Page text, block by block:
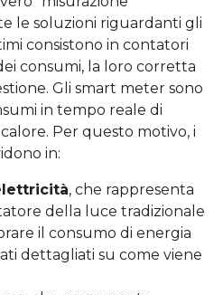
le soluzioni riguardanti gli
consistono in contatori
consumi, la loro corretta
Gli smart meter sono
in tempo reale di
Per questo motivo, i
in:
, che rappresenta
della luce tradizionale
il consumo di energia
dettagliati su come viene